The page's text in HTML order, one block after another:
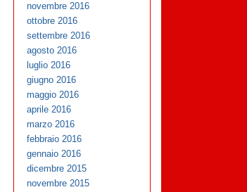
novembre 2016
ottobre 2016
settembre 2016
agosto 2016
luglio 2016
giugno 2016
maggio 2016
aprile 2016
marzo 2016
febbraio 2016
gennaio 2016
dicembre 2015
novembre 2015